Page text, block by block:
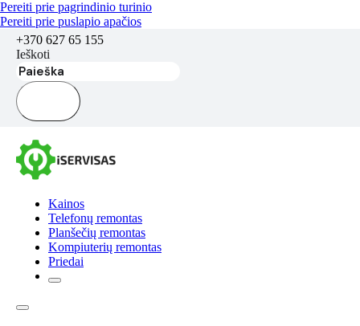
Pereiti prie pagrindinio turinio
Pereiti prie puslapio apačios
+370 627 65 155
Ieškoti
Kainos
Telefonų remontas
Planšečių remontas
Kompiuterių remontas
Priedai